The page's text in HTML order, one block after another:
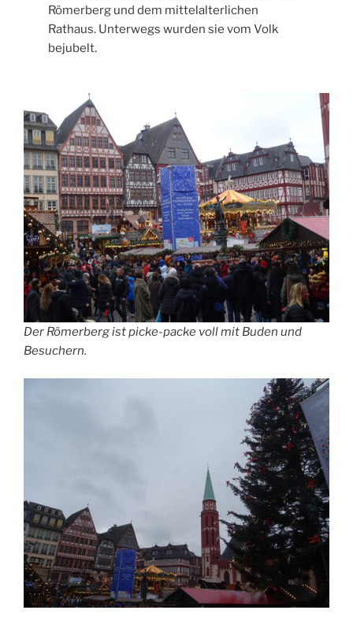
Römerberg und dem mittelalterlichen
Rathaus. Unterwegs wurden sie vom Volk
bejubelt.
Der Römerberg ist picke-packe voll mit Buden und
Besuchern.